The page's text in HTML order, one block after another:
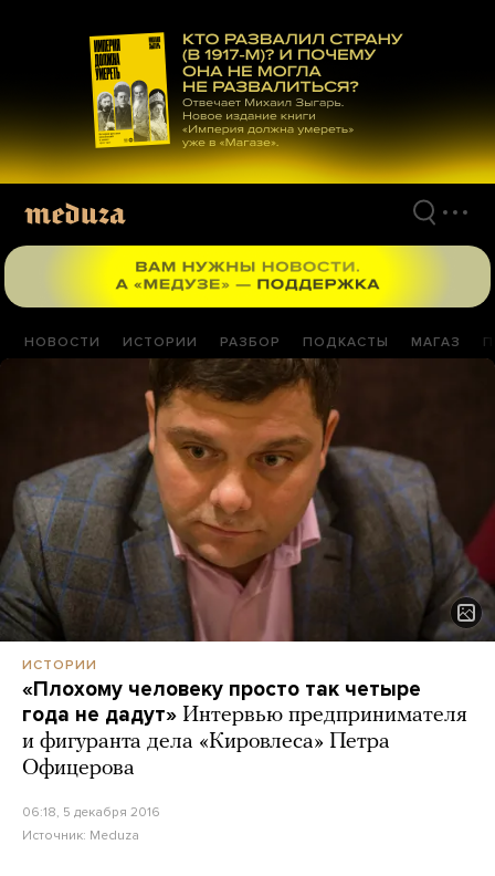
материалам
НОВОСТИ ИСТОРИИ РАЗБОР ПОДКАСТЫ МАГАЗ
ИСТОРИИ
«Плохому человеку просто так четыре
года не дадут» Интервью предпринимателя
и фигуранта дела «Кировлеса» Петра
Офицерова
06:18, 5 декабря 2016
Источник: Meduza